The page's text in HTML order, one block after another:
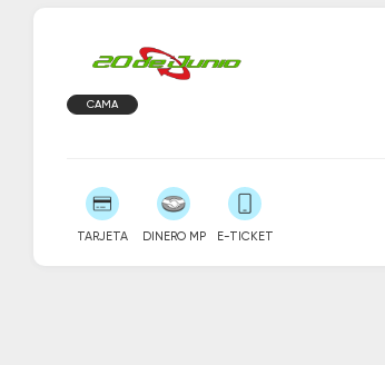
CAMA
TARJETA DINERO MP E-TICKET